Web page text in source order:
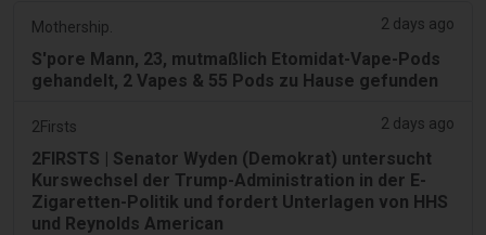
Mothership. 2 days ago
S'pore Mann, 23, mutmaßlich Etomidat-Vape-Pods
gehandelt, 2 Vapes & 55 Pods zu Hause gefunden
2Firsts 2 days ago
2FIRSTS | Senator Wyden (Demokrat) untersucht
Kurswechsel der Trump-Administration in der E-
Zigaretten-Politik und fordert Unterlagen von HHS
und Reynolds American